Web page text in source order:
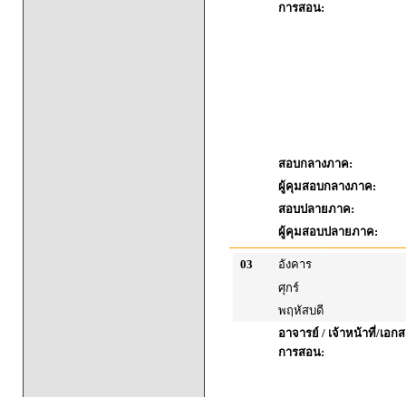
การสอน:
สอบกลางภาค:
ผู้คุมสอบกลางภาค:
สอบปลายภาค:
ผู้คุมสอบปลายภาค:
03
อังคาร
ศุกร์
พฤหัสบดี
อาจารย์ / เจ้าหน้าที่/เอก
การสอน: